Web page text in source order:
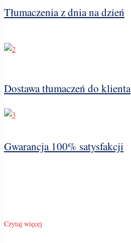
Tłumaczenia z dnia na dzień
Dostawa tłumaczeń do klienta
Gwarancja 100% satysfakcji
Czytaj więcej